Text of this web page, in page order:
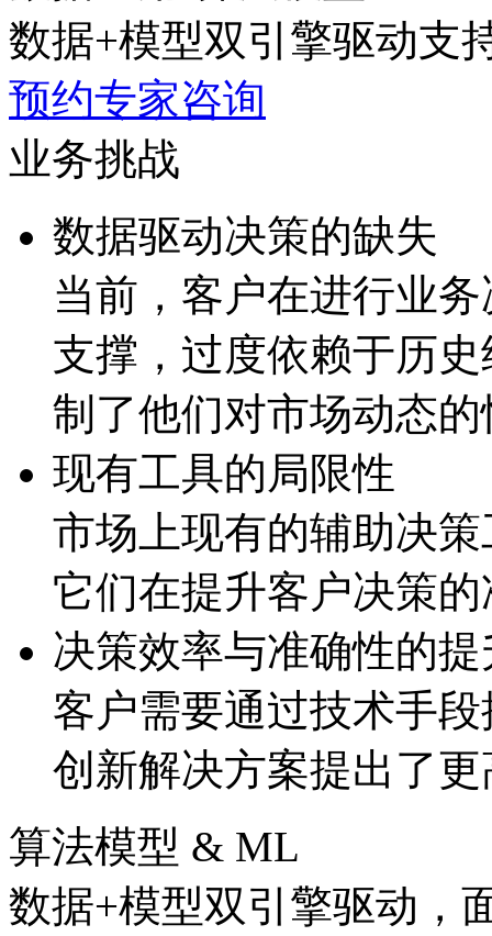
数据+模型双引擎驱动支
预约专家咨询
业务挑战
数据驱动决策的缺失
当前，客户在进行业
支撑，过度依赖于历
制了他们对市场动态
现有工具的局限性
市场上现有的辅助决策
它们在提升客户决策
决策效率与准确性的
客户需要通过技术手段
创新解决方案提出了
算法模型 & ML
数据+模型双引擎驱动，